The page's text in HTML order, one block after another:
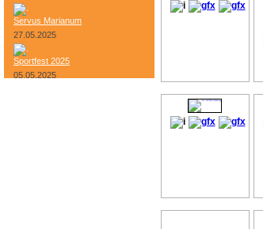
Servus Marianum
27.05.2025
Sportfest 2025
05.05.2025